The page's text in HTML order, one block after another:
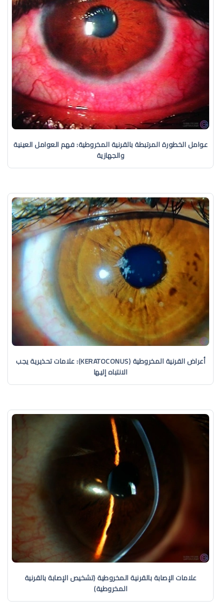
عوامل الخطورة المرتبطة بالقرنية المخروطية: فهم العوامل العينية
والجهازية
أعراض القرنية المخروطية (KERATOCONUS): علامات تحذيرية يجب
الانتباه إليها
علامات الإصابة بالقرنية المخروطية (تشخيص الإصابة بالقرنية
المخروطية)